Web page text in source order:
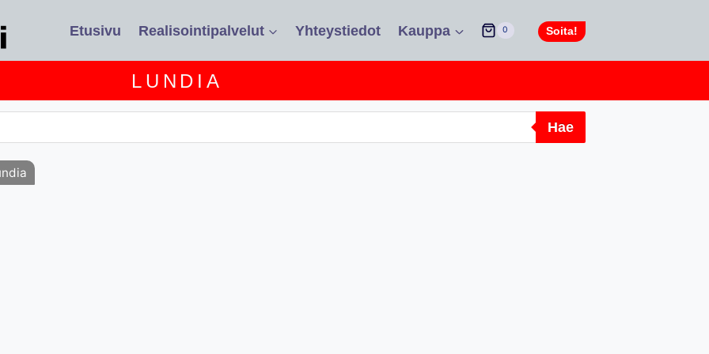
Etusivu Realisointipalvelut Yhteystiedot Kauppa 0 Soita!
LUNDIA
Hae